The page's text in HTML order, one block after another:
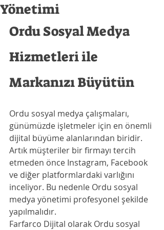
Yönetimi
Ordu Sosyal Medya
Hizmetleri ile
Markanızı Büyütün
Ordu sosyal medya çalışmaları,
günümüzde işletmeler için en önemli
dijital büyüme alanlarından biridir.
Artık müşteriler bir firmayı tercih
etmeden önce Instagram, Facebook
ve diğer platformlardaki varlığını
inceliyor. Bu nedenle Ordu sosyal
medya yönetimi profesyonel şekilde
yapılmalıdır.
Farfarco Dijital olarak Ordu sosyal